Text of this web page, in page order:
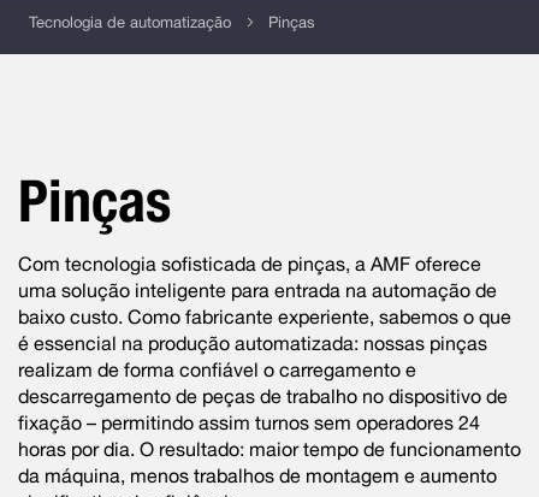
Tecnologia de automatização Pinças
Pinças
Com tecnologia sofisticada de pinças, a AMF oferece
uma solução inteligente para entrada na automação de
baixo custo. Como fabricante experiente, sabemos o que
é essencial na produção automatizada: nossas pinças
realizam de forma confiável o carregamento e
descarregamento de peças de trabalho no dispositivo de
fixação – permitindo assim turnos sem operadores 24
horas por dia. O resultado: maior tempo de funcionamento
da máquina, menos trabalhos de montagem e aumento